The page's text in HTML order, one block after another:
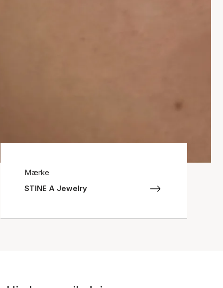
Mærke
STINE A Jewelry